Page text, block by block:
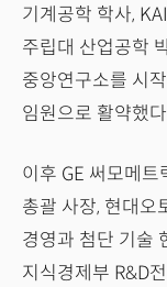
기계공학 학사,
주립대 산업공학
중앙연구소를 시
임원으로 활약했
이후 GE 써모메
총괄 사장, 현대오
경영과 첨단 기술
지식경제부 R&D